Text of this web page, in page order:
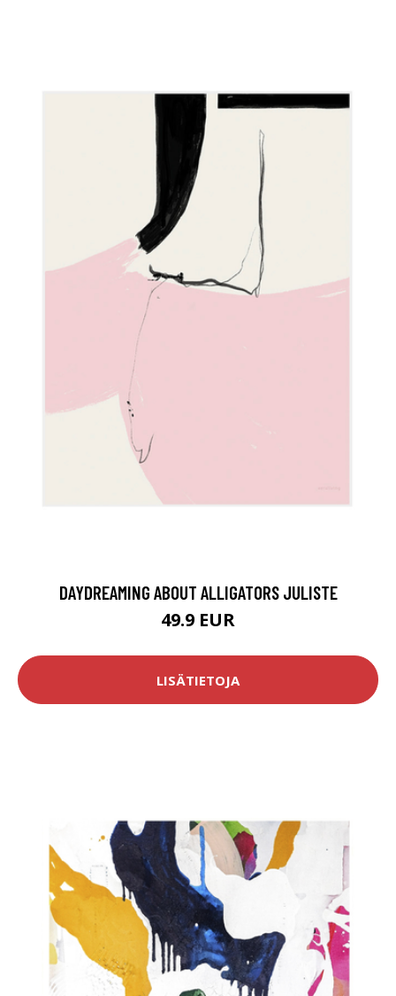
DAYDREAMING ABOUT ALLIGATORS JULISTE
49.9 EUR
LISÄTIETOJA